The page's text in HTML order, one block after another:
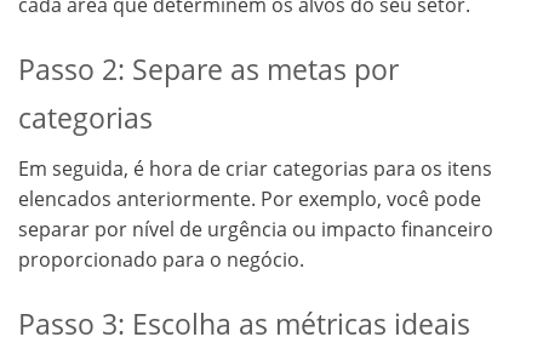
Passo 2: Separe as metas por
categorias
Em seguida, é hora de criar categorias para os itens
elencados anteriormente. Por exemplo, você pode
separar por nível de urgência ou impacto financeiro
proporcionado para o negócio.
Passo 3: Escolha as métricas ideais